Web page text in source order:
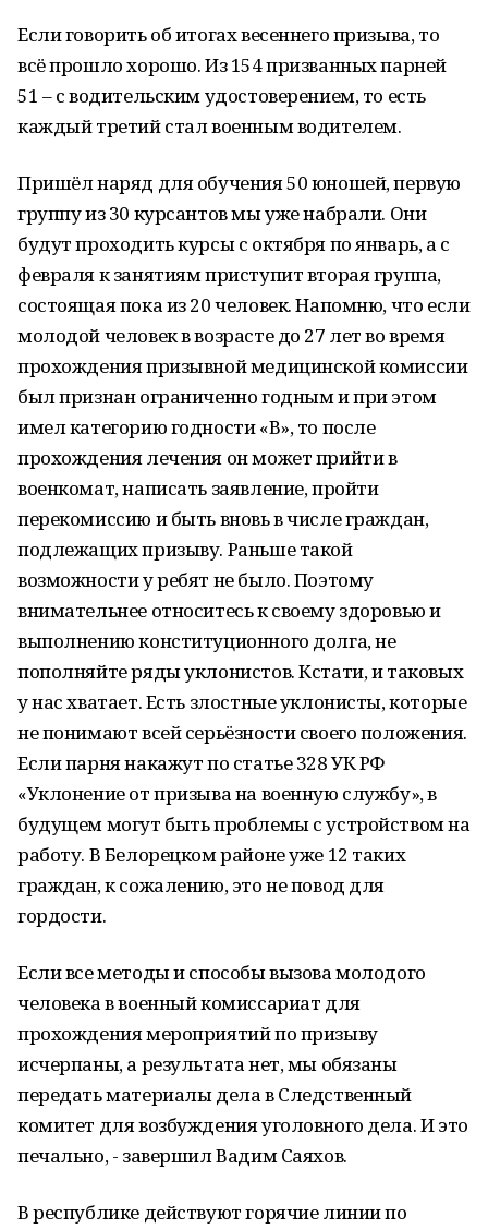
Если говорить об итогах весеннего призыва, то
всё прошло хорошо. Из 154 призванных парней
51 – с водительским удостоверением, то есть
каждый третий стал военным водителем.
Пришёл наряд для обучения 50 юношей, первую
группу из 30 курсантов мы уже набрали. Они
будут проходить курсы с октября по январь, а с
февраля к занятиям приступит вторая группа,
состоящая пока из 20 человек. Напомню, что если
молодой человек в возрасте до 27 лет во время
прохождения призывной медицинской комиссии
был признан ограниченно годным и при этом
имел категорию годности «В», то после
прохождения лечения он может прийти в
военкомат, написать заявление, пройти
перекомиссию и быть вновь в числе граждан,
подлежащих призыву. Раньше такой
возможности у ребят не было. Поэтому
внимательнее относитесь к своему здоровью и
выполнению конституционного долга, не
пополняйте ряды уклонистов. Кстати, и таковых
у нас хватает. Есть злостные уклонисты, которые
не понимают всей серьёзности своего положения.
Если парня накажут по статье 328 УК РФ
«Уклонение от призыва на военную службу», в
будущем могут быть проблемы с устройством на
работу. В Белорецком районе уже 12 таких
граждан, к сожалению, это не повод для
гордости.
Если все методы и способы вызова молодого
человека в военный комиссариат для
прохождения мероприятий по призыву
исчерпаны, а результата нет, мы обязаны
передать материалы дела в Следственный
комитет для возбуждения уголовного дела. И это
печально, - завершил Вадим Саяхов.
В республике действуют горячие линии по